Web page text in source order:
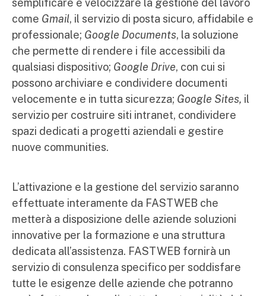
semplificare e velocizzare la gestione del lavoro
come Gmail, il servizio di posta sicuro, affidabile e
professionale; Google Documents, la soluzione
che permette di rendere i file accessibili da
qualsiasi dispositivo; Google Drive, con cui si
possono archiviare e condividere documenti
velocemente e in tutta sicurezza; Google Sites, il
servizio per costruire siti intranet, condividere
spazi dedicati a progetti aziendali e gestire
nuove communities.
L’attivazione e la gestione del servizio saranno
effettuate interamente da FASTWEB che
metterà a disposizione delle aziende soluzioni
innovative per la formazione e una struttura
dedicata all’assistenza. FASTWEB fornirà un
servizio di consulenza specifico per soddisfare
tutte le esigenze delle aziende che potranno